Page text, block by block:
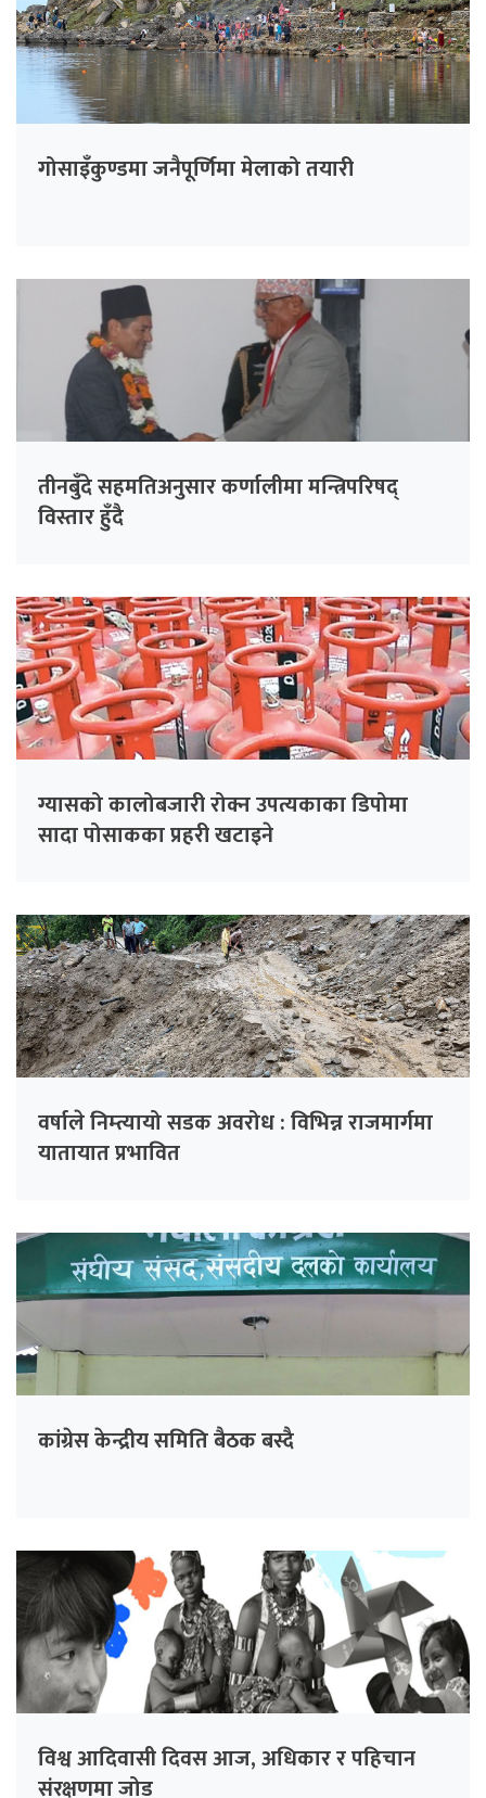
गोसाइँकुण्डमा जनैपूर्णिमा मेलाको तयारी
तीनबुँदे सहमतिअनुसार कर्णालीमा मन्त्रिपरिषद्
विस्तार हुँदै
ग्यासको कालोबजारी रोक्न उपत्यकाका डिपोमा
सादा पोसाकका प्रहरी खटाइने
वर्षाले निम्त्यायो सडक अवरोध : विभिन्न राजमार्गमा
यातायात प्रभावित
कांग्रेस केन्द्रीय समिति बैठक बस्दै
विश्व आदिवासी दिवस आज, अधिकार र पहिचान
संरक्षणमा जोड